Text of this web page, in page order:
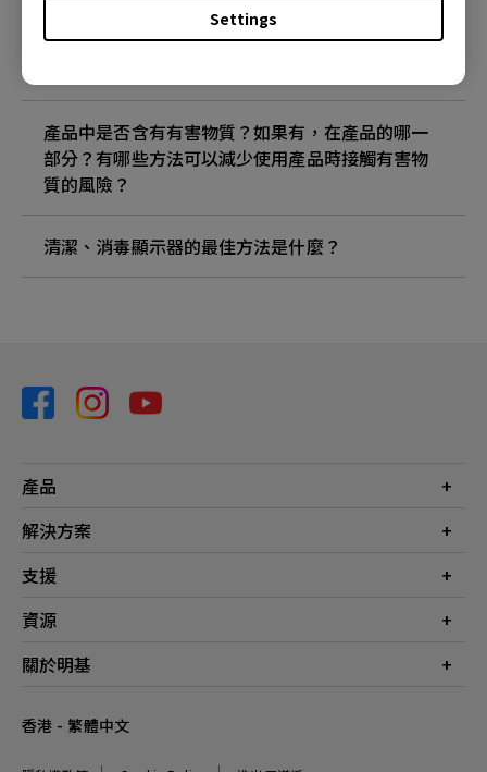
Settings
ECO 傳感器的最大檢測範圍是多少？ 為什麼顯示器
產品中是否含有有害物質？如果有，在產品的哪一
部分？有哪些方法可以減少使用產品時接觸有害物
質的風險？
清潔、消毒顯示器的最佳方法是什麼？
產品
投影機
燈具
解決方案
商業
電競
支援
聯絡我們
常見問答
服務網點
資源
投影機投射距離計算器
關於明基
品牌
香港 - 繁體中文